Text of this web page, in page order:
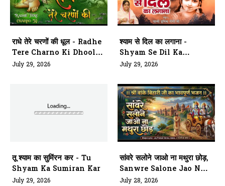
राधे तेरे चरणों की धूल - Radhe
Tere Charno Ki Dhool
Jo Mil
July 29, 2026
श्याम से दिल का लगाना -
Shyam Se Dil Ka
Lagana
July 29, 2026
तू श्याम का सुमिंरन कर - Tu
Shyam Ka Sumiran Kar
July 29, 2026
सांवरे सलोने जाओ ना मथुरा छोड़,
Sanwre Salone Jao Naa
Mathura Chhod
July 28, 2026